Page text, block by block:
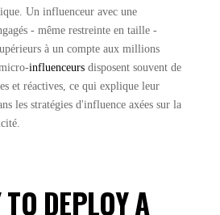
Un influenceur avec une
- même restreinte en taille -
à un compte aux millions
influenceursdisposent souvent de
et réactives, ce qui explique leur
les stratégies d'influence axées sur la
DEPLOY A